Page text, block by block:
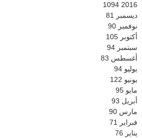
2016
1094
ديسمبر 81
نوفمبر 90
أكتوبر 105
سبتمبر 94
أغسطس 83
يوليو 94
يونيو 122
مايو 95
أبريل 93
مارس 90
فبراير 71
يناير 76